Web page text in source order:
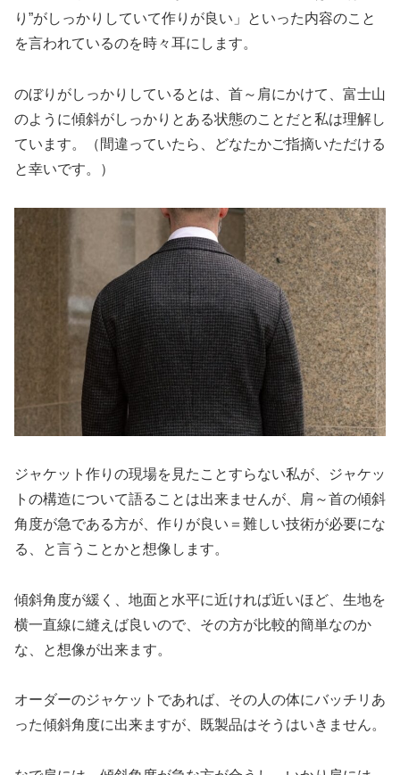
り”がしっかりしていて作りが良い」といった内容のこと
を言われているのを時々耳にします。
のぼりがしっかりしているとは、首～肩にかけて、富士山
のように傾斜がしっかりとある状態のことだと私は理解し
ています。（間違っていたら、どなたかご指摘いただける
と幸いです。）
ジャケット作りの現場を見たことすらない私が、ジャケッ
トの構造について語ることは出来ませんが、肩～首の傾斜
角度が急である方が、作りが良い＝難しい技術が必要にな
る、と言うことかと想像します。
傾斜角度が緩く、地面と水平に近ければ近いほど、生地を
横一直線に縫えば良いので、その方が比較的簡単なのか
な、と想像が出来ます。
オーダーのジャケットであれば、その人の体にバッチリあ
った傾斜角度に出来ますが、既製品はそうはいきません。